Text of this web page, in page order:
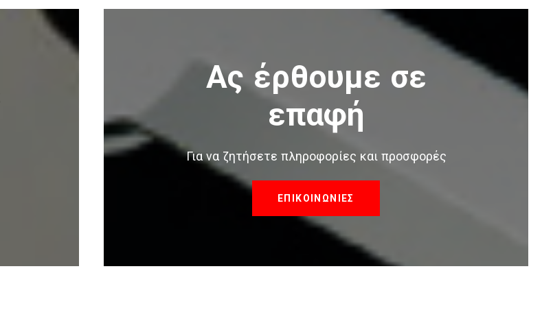
Ας έρθουμε σε
επαφή
Για να ζητήσετε πληροφορίες και προσφορές
ΕΠΙΚΟΙΝΩΝΙΕΣ